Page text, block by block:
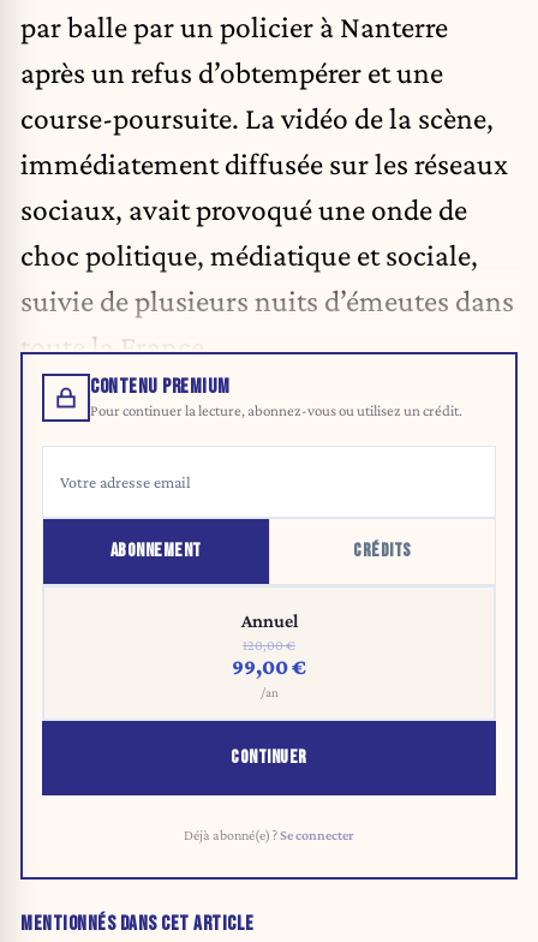
par balle par un policier à Nanterre
après un refus d’obtempérer et une
course-poursuite. La vidéo de la scène,
immédiatement diffusée sur les réseaux
sociaux, avait provoqué une onde de
choc politique, médiatique et sociale,
suivie de plusieurs nuits d’émeutes dans
toute la France.
CONTENU PREMIUM
Pour continuer la lecture, abonnez-vous ou utilisez un crédit.
ABONNEMENT CRÉDITS
Annuel
120,00 €
99,00 €
/an
CONTINUER
Déjà abonné(e) ?Se connecter
MENTIONNÉS DANS CET ARTICLE